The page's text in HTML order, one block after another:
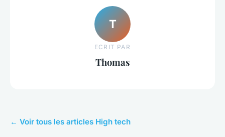
T
ECRIT PAR
Thomas
← Voir tous les articles High tech